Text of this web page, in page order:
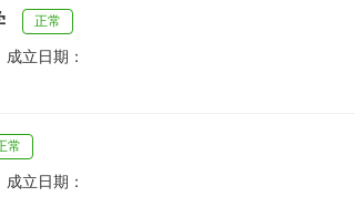
正常
成立日期：
常
成立日期：